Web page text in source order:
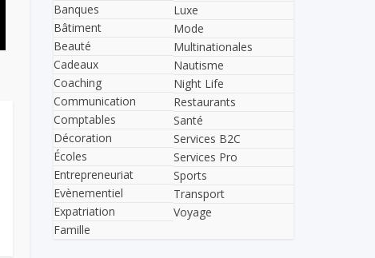
Banques
Bâtiment
Beauté
Cadeaux
Coaching
Communication
Comptables
Décoration
Écoles
Entrepreneuriat
Evènementiel
Expatriation
Famille
Luxe
Mode
Multinationales
Nautisme
Night Life
Restaurants
Santé
Services B2C
Services Pro
Sports
Transport
Voyage